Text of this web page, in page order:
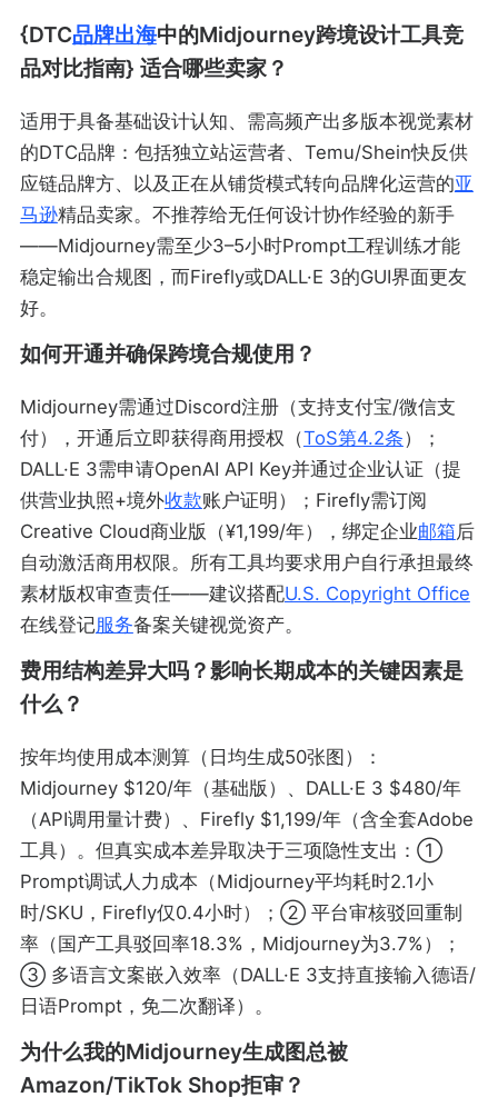
{DTC品牌出海中的Midjourney跨境设计工具竞
品对比指南} 适合哪些卖家？
适用于具备基础设计认知、需高频产出多版本视觉素材
的DTC品牌：包括独立站运营者、Temu/Shein快反供
应链品牌方、以及正在从铺货模式转向品牌化运营的亚
马逊精品卖家。不推荐给无任何设计协作经验的新手
——Midjourney需至少3–5小时Prompt工程训练才能
稳定输出合规图，而Firefly或DALL·E 3的GUI界面更友
好。
如何开通并确保跨境合规使用？
Midjourney需通过Discord注册（支持支付宝/微信支
付），开通后立即获得商用授权（ToS第4.2条）；
DALL·E 3需申请OpenAI API Key并通过企业认证（提
供营业执照+境外收款账户证明）；Firefly需订阅
Creative Cloud商业版（¥1,199/年），绑定企业邮箱后
自动激活商用权限。所有工具均要求用户自行承担最终
素材版权审查责任——建议搭配U.S. Copyright Office
在线登记服务备案关键视觉资产。
费用结构差异大吗？影响长期成本的关键因素是
什么？
按年均使用成本测算（日均生成50张图）：
Midjourney $120/年（基础版）、DALL·E 3 $480/年
（API调用量计费）、Firefly $1,199/年（含全套Adobe
工具）。但真实成本差异取决于三项隐性支出：①
Prompt调试人力成本（Midjourney平均耗时2.1小
时/SKU，Firefly仅0.4小时）；② 平台审核驳回重制
率（国产工具驳回率18.3%，Midjourney为3.7%）；
③ 多语言文案嵌入效率（DALL·E 3支持直接输入德语/
日语Prompt，免二次翻译）。
为什么我的Midjourney生成图总被
Amazon/TikTok Shop拒审？